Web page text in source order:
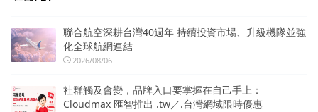
聯合航空深耕台灣40週年 持續投資市場、升級機隊並強
化全球航網連結
2026/08/06
社群觸及會變，品牌入口要掌握在自己手上：
Cloudmax 匯智推出 .tw／.台灣網域限時優惠